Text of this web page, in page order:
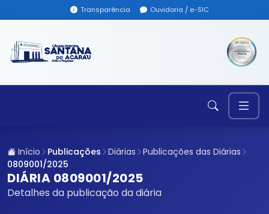
Transparência Ouvidoria / e-SIC
Início Publicações Diárias
Publicações das Diárias
0809001/2025
DIÁRIA 0809001/2025
Detalhes da publicação da diária